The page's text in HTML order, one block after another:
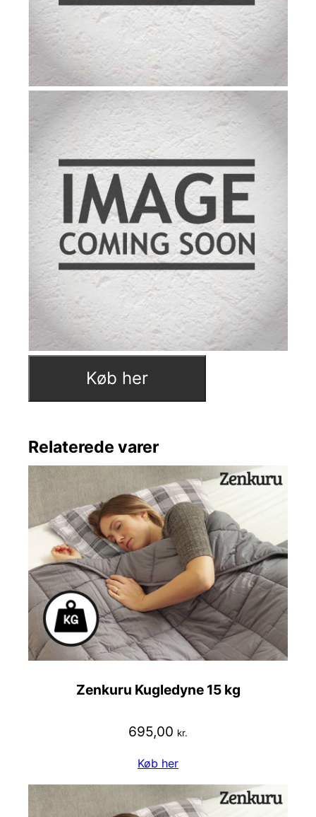
Køb her
Relaterede varer
Zenkuru Kugledyne 15 kg
695,00 kr.
Køb her